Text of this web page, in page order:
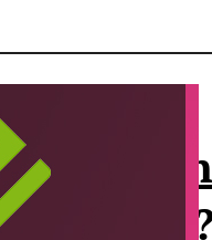
há de
no